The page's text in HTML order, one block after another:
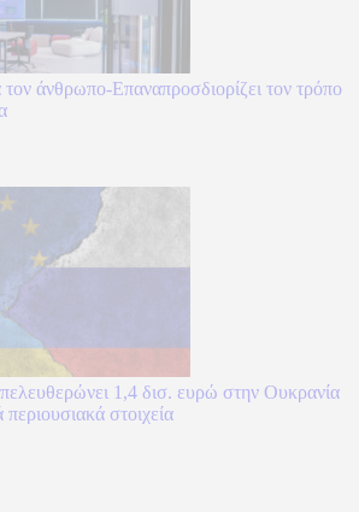
άνθρωπο-Επαναπροσδιορίζει τον τρόπο
1,4 δισ. ευρώ στην Ουκρανία
στοιχεία